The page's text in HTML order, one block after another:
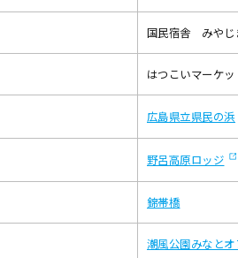
国民宿舎 みやじ
はつこいマーケッ
広島県立県民の浜
野呂高原ロッジ
錦帯橋
潮風公園みなとオ